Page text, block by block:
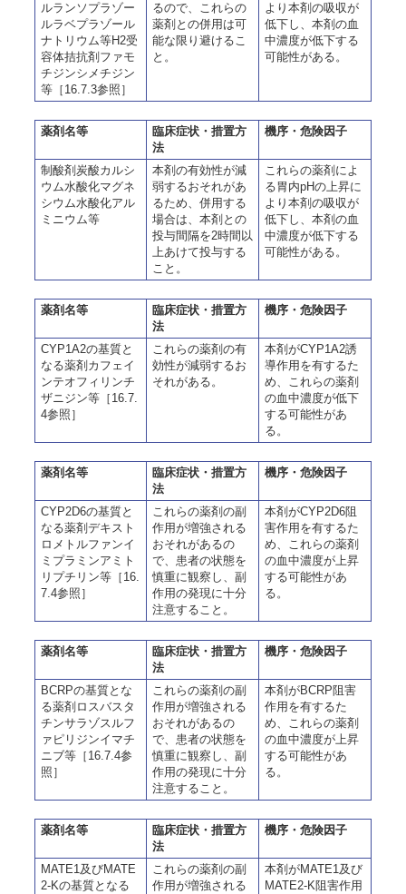
ルランソプラゾー
ルラベプラゾール
ナトリウム等H2受
容体拮抗剤ファモ
チジンシメチジン
等［16.7.3参照］
るので、これらの
薬剤との併用は可
能な限り避けるこ
と。
より本剤の吸収が
低下し、本剤の血
中濃度が低下する
可能性がある。
薬剤名等
臨床症状・措置方
法
機序・危険因子
制酸剤炭酸カルシ
ウム水酸化マグネ
シウム水酸化アル
ミニウム等
本剤の有効性が減
弱するおそれがあ
るため、併用する
場合は、本剤との
投与間隔を2時間以
上あけて投与する
こと。
これらの薬剤によ
る胃内pHの上昇に
より本剤の吸収が
低下し、本剤の血
中濃度が低下する
可能性がある。
薬剤名等
臨床症状・措置方
法
機序・危険因子
CYP1A2の基質と
なる薬剤カフェイ
ンテオフィリンチ
ザニジン等［16.7.
4参照］
これらの薬剤の有
効性が減弱するお
それがある。
本剤がCYP1A2誘
導作用を有するた
め、これらの薬剤
の血中濃度が低下
する可能性があ
る。
薬剤名等
臨床症状・措置方
法
機序・危険因子
CYP2D6の基質と
なる薬剤デキスト
ロメトルファンイ
ミプラミンアミト
リプチリン等［16.
7.4参照］
これらの薬剤の副
作用が増強される
おそれがあるの
で、患者の状態を
慎重に観察し、副
作用の発現に十分
注意すること。
本剤がCYP2D6阻
害作用を有するた
め、これらの薬剤
の血中濃度が上昇
する可能性があ
る。
薬剤名等
臨床症状・措置方
法
機序・危険因子
BCRPの基質とな
る薬剤ロスバスタ
チンサラゾスルフ
ァピリジンイマチ
ニブ等［16.7.4参
照］
これらの薬剤の副
作用が増強される
おそれがあるの
で、患者の状態を
慎重に観察し、副
作用の発現に十分
注意すること。
本剤がBCRP阻害
作用を有するた
め、これらの薬剤
の血中濃度が上昇
する可能性があ
る。
薬剤名等
臨床症状・措置方
法
機序・危険因子
MATE1及びMATE
2-Kの基質となる
これらの薬剤の副
作用が増強される
本剤がMATE1及び
MATE2-K阻害作用